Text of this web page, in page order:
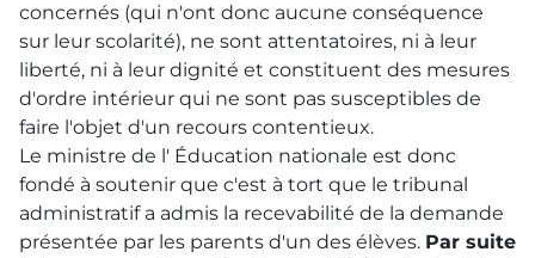
concernés (qui n'ont donc aucune conséquence
sur leur scolarité), ne sont attentatoires, ni à leur
liberté, ni à leur dignité et constituent des mesures
d'ordre intérieur qui ne sont pas susceptibles de
faire l'objet d'un recours contentieux.
Le ministre de l' Éducation nationale est donc
fondé à soutenir que c'est à tort que le tribunal
administratif a admis la recevabilité de la demande
présentée par les parents d'un des élèves. Par suite